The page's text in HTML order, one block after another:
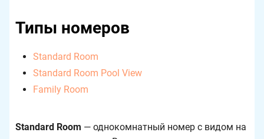
Типы номеров
Standard Room
Standard Room Pool View
Family Room
Standard Room — однокомнатный номер с видом на